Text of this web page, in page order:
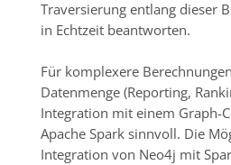
Traversierung entlang dieser
in Echtzeit beantworten.
Für komplexere
Datenmenge (Reporting,
Integration mit einem Graph-
Apache Spark sinnvoll. Die
Integration von Neo4j mit